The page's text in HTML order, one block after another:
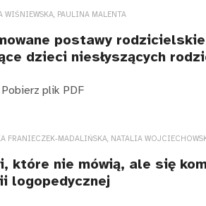
WIŚNIEWSKA, PAULINA MALENTA
postawy
dzieci niesłyszących
Pobierz plik PDF
FRANIECZEK-MADALIŃSKA, NATALIA
które nie mówią, ale się
logopedycznej